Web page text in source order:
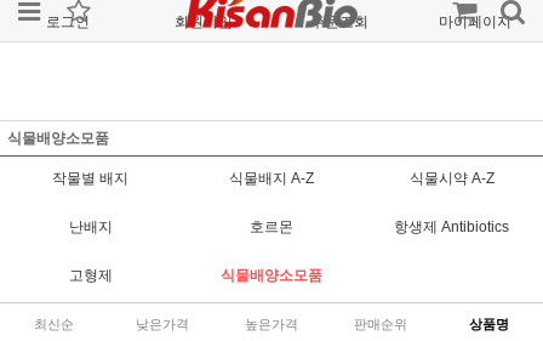
로그인 회원가입 주문조회 마이페이지
식물배양소모품
작물별 배지 식물배지 A-Z 식물시약 A-Z
난배지 호르몬 항생제 Antibiotics
고형제 식물배양소모품
최신순 낮은가격 높은가격 판매순위 상품명